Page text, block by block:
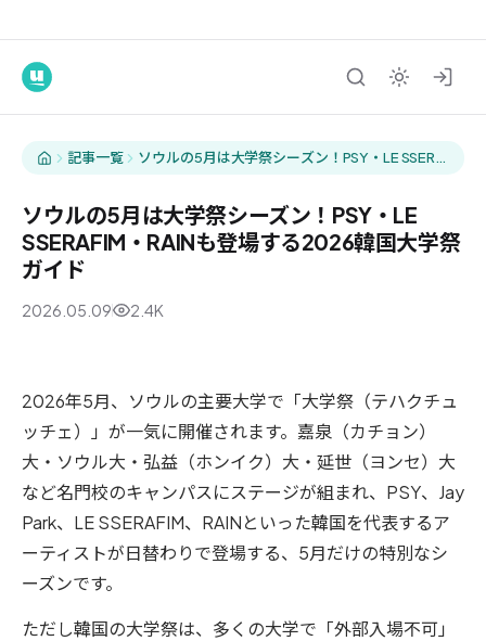
記事一覧
ソウルの5月は大学祭シーズン！PSY・LE SSERA
ソウルの5月は大学祭シーズン！PSY・LE
SSERAFIM・RAINも登場する2026韓国大学祭
ガイド
2026.05.09 2.4K
2026年5月、ソウルの主要大学で「大学祭（テハクチュ
ッチェ）」が一気に開催されます。嘉泉（カチョン）
大・ソウル大・弘益（ホンイク）大・延世（ヨンセ）大
など名門校のキャンパスにステージが組まれ、PSY、Jay
Park、LE SSERAFIM、RAINといった韓国を代表するア
ーティストが日替わりで登場する、5月だけの特別なシ
ーズンです。
ただし韓国の大学祭は、多くの大学で「外部入場不可」